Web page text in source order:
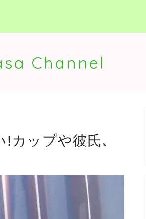
Channel
カップや彼氏､